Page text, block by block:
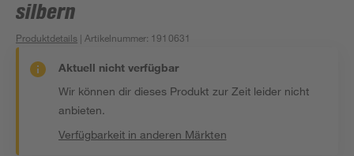
silbern
Produktdetails | Artikelnummer: 1910631
Aktuell nicht verfügbar
Wir können dir dieses Produkt zur Zeit leider nicht
anbieten.
Verfügbarkeit in anderen Märkten